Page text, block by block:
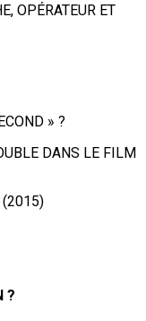
OPÉRATEUR ET
» ?
DANS LE FILM
(2015)
?